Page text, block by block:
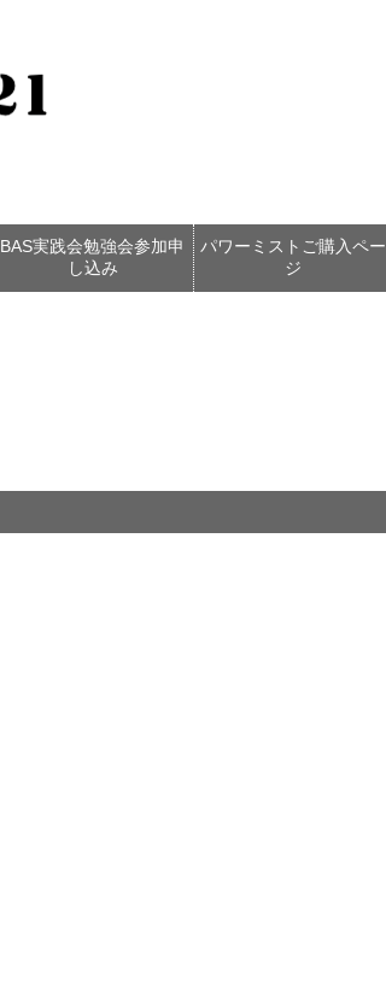
BAS実践会勉強会参加申
し込み
パワーミストご購入ペー
ジ